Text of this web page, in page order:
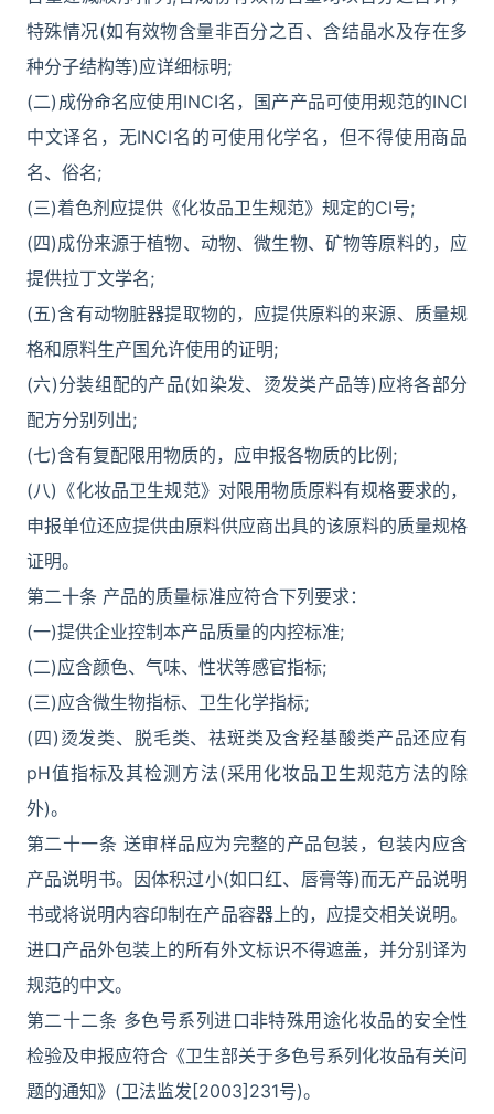
特殊情况(如有效物含量非百分之百、含结晶水及存在多
种分子结构等)应详细标明;
(二)成份命名应使用INCI名，国产产品可使用规范的INCI
中文译名，无INCI名的可使用化学名，但不得使用商品
名、俗名;
(三)着色剂应提供《化妆品卫生规范》规定的CI号;
(四)成份来源于植物、动物、微生物、矿物等原料的，应
提供拉丁文学名;
(五)含有动物脏器提取物的，应提供原料的来源、质量规
格和原料生产国允许使用的证明;
(六)分装组配的产品(如染发、烫发类产品等)应将各部分
配方分别列出;
(七)含有复配限用物质的，应申报各物质的比例;
(八)《化妆品卫生规范》对限用物质原料有规格要求的，
申报单位还应提供由原料供应商出具的该原料的质量规格
证明。
第二十条 产品的质量标准应符合下列要求：
(一)提供企业控制本产品质量的内控标准;
(二)应含颜色、气味、性状等感官指标;
(三)应含微生物指标、卫生化学指标;
(四)烫发类、脱毛类、祛斑类及含羟基酸类产品还应有
pH值指标及其检测方法(采用化妆品卫生规范方法的除
外)。
第二十一条 送审样品应为完整的产品包装，包装内应含
产品说明书。因体积过小(如口红、唇膏等)而无产品说明
书或将说明内容印制在产品容器上的，应提交相关说明。
进口产品外包装上的所有外文标识不得遮盖，并分别译为
规范的中文。
第二十二条 多色号系列进口非特殊用途化妆品的安全性
检验及申报应符合《卫生部关于多色号系列化妆品有关问
题的通知》(卫法监发[2003]231号)。